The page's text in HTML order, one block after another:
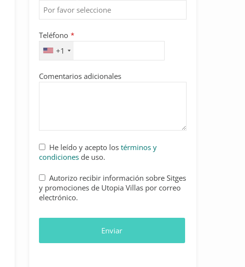
Your
Website *
Teléfono *
+1
Comentarios adicionales
He leído y acepto los términos y
condicionesde uso.
Autorizo recibir información sobre Sitges
y promociones de Utopia Villas por correo
electrónico.
Enviar